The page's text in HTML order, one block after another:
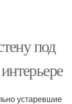
под
устаревшие